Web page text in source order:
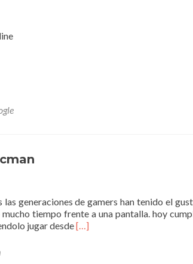
generaciones de gamers han tenido el
tiempo frente a una pantalla. hoy
jugar desdeLeer
[…]